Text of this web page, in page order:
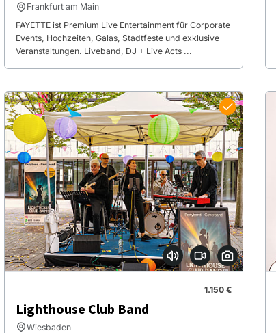
Frankfurt am Main
FAYETTE ist Premium Live Entertainment für Corporate
Events, Hochzeiten, Galas, Stadtfeste und exklusive
Veranstaltungen. Liveband, DJ + Live Acts ...
1.150 €
Lighthouse Club Band
Wiesbaden